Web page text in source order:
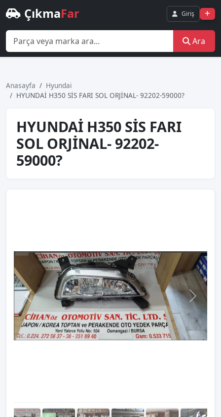
ÇıkmaFar Giriş
Ara
Anasayfa
Hyundai
HYUNDAİ H350 SİS FARI SOL ORJİNAL- 92202-59000?
HYUNDAİ H350 SİS FARI
SOL ORJİNAL- 92202-
59000?